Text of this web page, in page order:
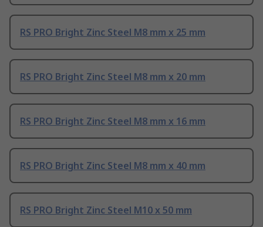
RS PRO Bright Zinc Steel M8 mm x 25 mm
RS PRO Bright Zinc Steel M8 mm x 20 mm
RS PRO Bright Zinc Steel M8 mm x 16 mm
RS PRO Bright Zinc Steel M8 mm x 40 mm
RS PRO Bright Zinc Steel M10 x 50 mm